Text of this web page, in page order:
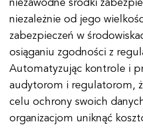
niezawodne środki
niezależnie od jego
zabezpieczeń w
osiąganiu zgodności z
Automatyzując kontrole i
audytorom i regulatorom,
celu ochrony swoich
organizacjom uniknąć